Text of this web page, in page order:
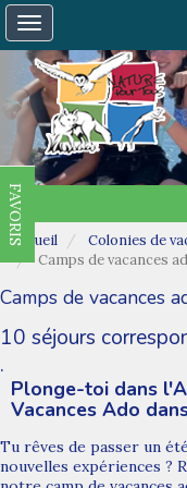
Toggle
navigation
FAVORIS
Accueil Colonies de
Camps de vacances
Camps de vacances
10 séjours
.
Plonge-toi dans
Vacances Ado
Tu rêves de passer un
nouvelles expériences ?